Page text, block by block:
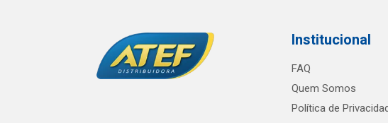
Institucional
FAQ
Quem Somos
Política de